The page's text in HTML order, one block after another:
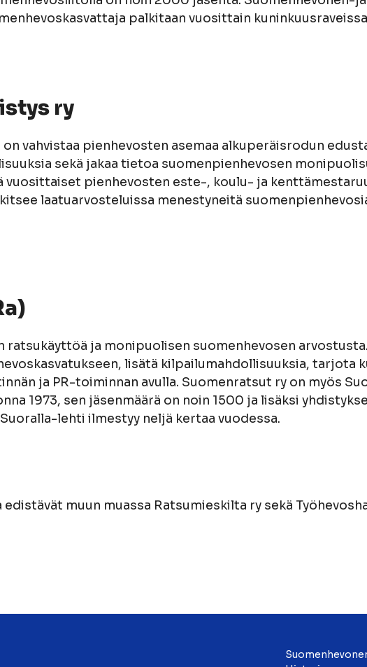
palkitaan vuosittain
ry
vahvistaa pienhevosten asemaa alkuperäisrodun
sekä jakaa tietoa suomenpienhevosen
vuosittaiset pienhevosten este-, koulu- ja
laatuarvosteluissa menestyneitä
ratsukäyttöä ja monipuolisen suomenhevosen
lisätä kilpailumahdollisuuksia, tarjota
ja PR-toiminnan avulla. Suomenratsut ry on myös
1973, sen jäsenmäärä on noin 1500 ja lisäksi
lehti ilmestyy neljä kertaa vuodessa.
edistävät muun muassa Ratsumieskilta ry sekä